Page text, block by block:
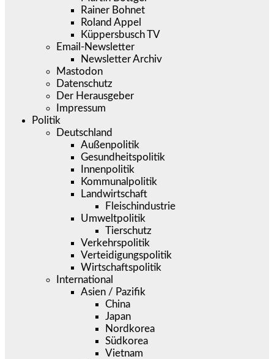
Rainer Bohnet
Roland Appel
Küppersbusch TV
Email-Newsletter
Newsletter Archiv
Mastodon
Datenschutz
Der Herausgeber
Impressum
Politik
Deutschland
Außenpolitik
Gesundheitspolitik
Innenpolitik
Kommunalpolitik
Landwirtschaft
Fleischindustrie
Umweltpolitik
Tierschutz
Verkehrspolitik
Verteidigungspolitik
Wirtschaftspolitik
International
Asien / Pazifik
China
Japan
Nordkorea
Südkorea
Vietnam